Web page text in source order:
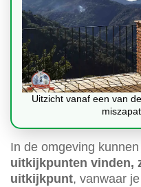
Uitzicht vanaf een van
In de omgeving
uitkijkpunten vinden,
uitkijkpunt, vanwaar